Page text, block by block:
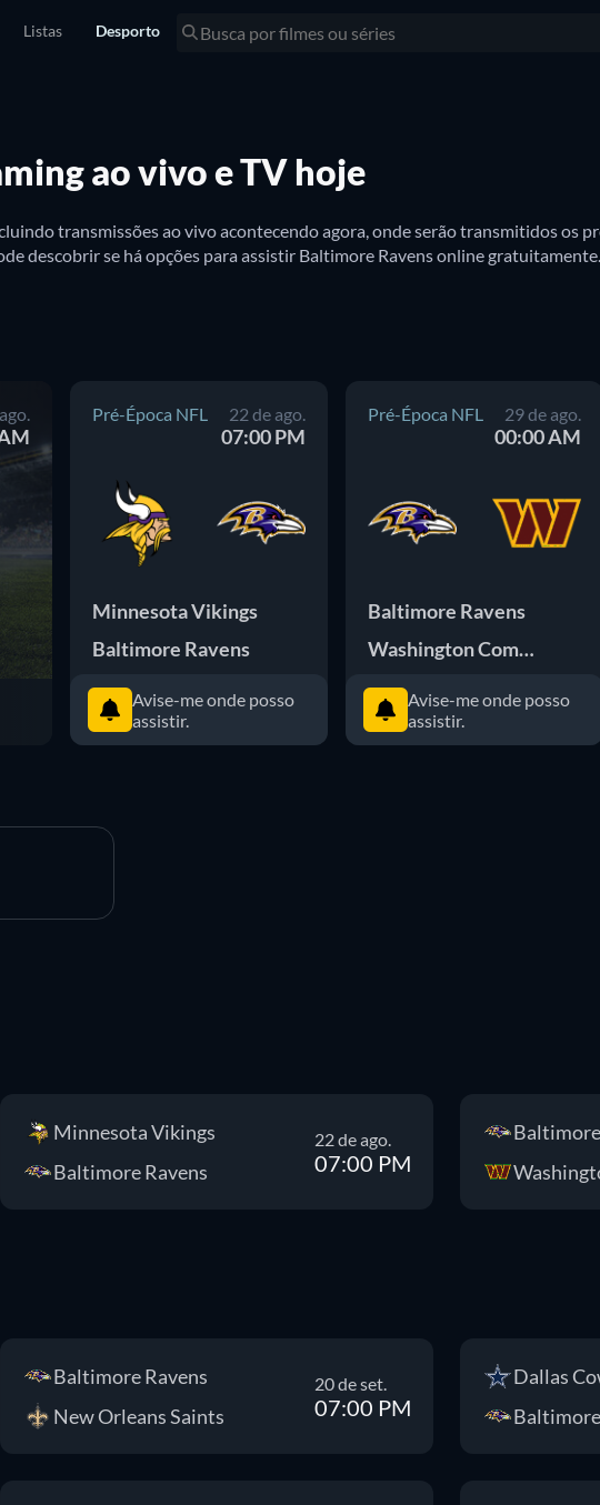
Listas Desporto
ao vivo e TV hoje
transmissões ao vivo acontecendo agora, onde serão transmitidos os
Pré-Época NFL 22 de ago.
07:00 PM
Minnesota Vikings
Baltimore Ravens
Avise-me onde posso
assistir.
Pré-Época NFL 29 de ago.
00:00 AM
Baltimore Ravens
Washington Commanders
Avise-me onde posso
assistir.
Minnesota Vikings
Baltimore Ravens
22 de ago.
07:00 PM
Baltimore Ravens
New Orleans Saints
20 de set.
07:00 PM
Dallas